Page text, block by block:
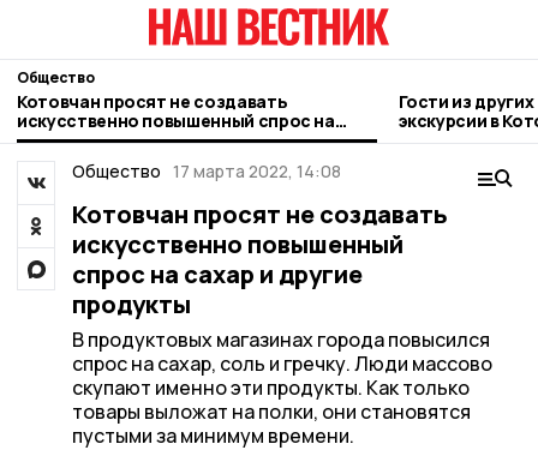
Общество
Котовчан просят не создавать
искусственно повышенный спрос на
сахар и другие продукты
Гости из
экскурсии в
Общество 17 марта 2022, 14:08
Котовчан просят не создавать
искусственно повышенный
спрос на сахар и другие
продукты
В продуктовых магазинах города повысился
спрос на сахар, соль и гречку. Люди массово
скупают именно эти продукты. Как только
товары выложат на полки, они становятся
пустыми за минимум времени.